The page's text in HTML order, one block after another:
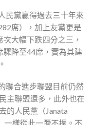
民黨贏得過去三十年來
席），加上友黨更是
大幅下跌四分之三，
降至44席，實為其建
聯合進步聯盟目前仍然
主聯盟還多，此外也在
的人民黨（Janata
一樣從此一蹶不振。不